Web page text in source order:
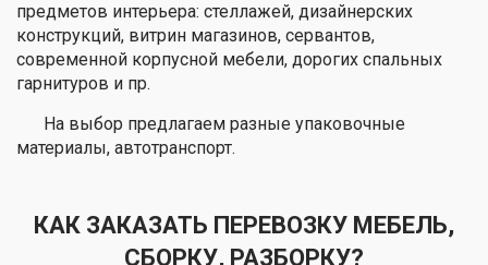
предметов интерьера: стеллажей, дизайнерских
конструкций, витрин магазинов, сервантов,
современной корпусной мебели, дорогих спальных
гарнитуров и пр.
На выбор предлагаем разные упаковочные
материалы, автотранспорт.
КАК ЗАКАЗАТЬ ПЕРЕВОЗКУ МЕБЕЛЬ,
СБОРКУ, РАЗБОРКУ?